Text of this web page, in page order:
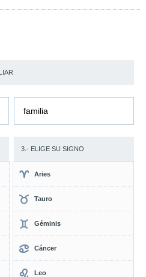
familia
3.- ELIGE SU SIGNO
Aries
Tauro
Géminis
Cáncer
Leo